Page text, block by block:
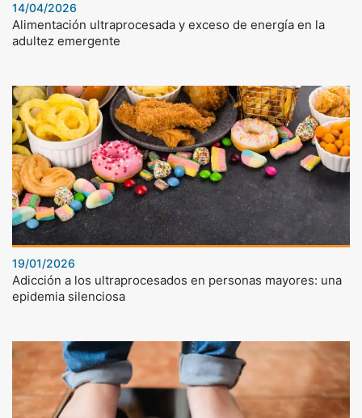
14/04/2026
Alimentación ultraprocesada y exceso de energía en la
adultez emergente
19/01/2026
Adicción a los ultraprocesados en personas mayores: una
epidemia silenciosa